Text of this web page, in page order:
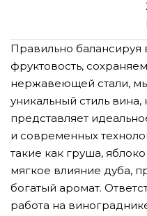
Правильно балансируя
фруктовость,
нержавеющей стали,
уникальный стиль
представляет
и современных
такие как груша,
мягкое влияние дуба,
богатый аромат.
работа на